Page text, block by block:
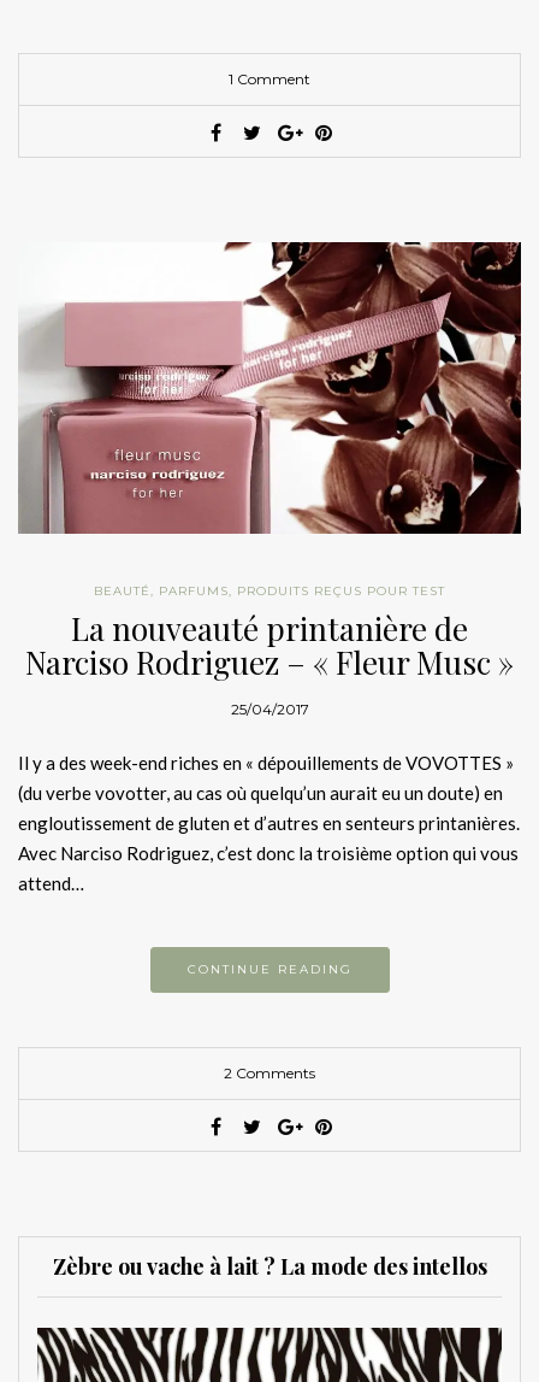
1 Comment
BEAUTÉ, PARFUMS, PRODUITS REÇUS POUR TEST
La nouveauté printanière de
Narciso Rodriguez – « Fleur Musc »
25/04/2017
Il y a des week-end riches en « dépouillements de VOVOTTES »
(du verbe vovotter, au cas où quelqu’un aurait eu un doute) en
engloutissement de gluten et d’autres en senteurs printanières.
Avec Narciso Rodriguez, c’est donc la troisième option qui vous
attend…
CONTINUE READING
2 Comments
Zèbre ou vache à lait ? La mode des intellos